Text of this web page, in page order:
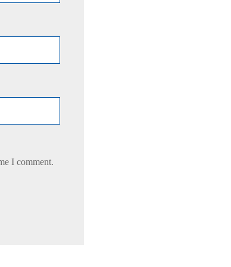
I comment.